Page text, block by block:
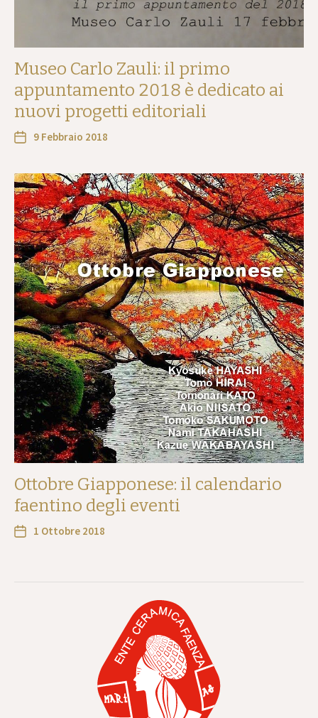
Museo Carlo Zauli: il primo
appuntamento 2018 è dedicato ai
nuovi progetti editoriali
9 Febbraio 2018
Ottobre Giapponese: il calendario
faentino degli eventi
1 Ottobre 2018